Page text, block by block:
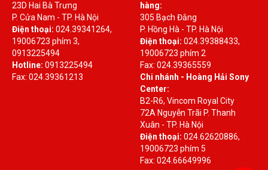
23D Hai Bà Trưng
P. Cửa Nam - TP. Hà Nội
Điện thoại: 024.39341264,
19006723 phím 3,
0913225494
Hotline: 0913225494
Fax: 024.39361213
hàng:
305 Bạch Đằng
P. Hồng Hà - TP. Hà Nội
Điện thoại: 024.39388433,
19006723 phím 2
Fax: 024.39365559
Chi nhánh - Hoàng Hải Sony
Center:
B2-R6, Vincom Royal City
72A Nguyễn Trãi P. Thanh
Xuân - TP. Hà Nội
Điện thoại: 024.62620886,
19006723 phím 5
Fax: 024.66649996